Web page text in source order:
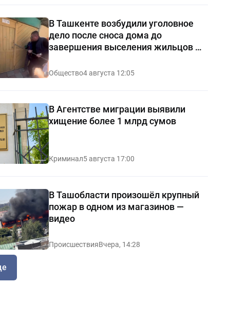
В Ташкенте возбудили уголовное
дело после сноса дома до
завершения выселения жильцов —
видео
Общество4 августа 12:05
В Агентстве миграции выявили
хищение более 1 млрд сумов
Криминал5 августа 17:00
В Ташобласти произошёл крупный
пожар в одном из магазинов —
видео
ПроисшествияВчера, 14:28